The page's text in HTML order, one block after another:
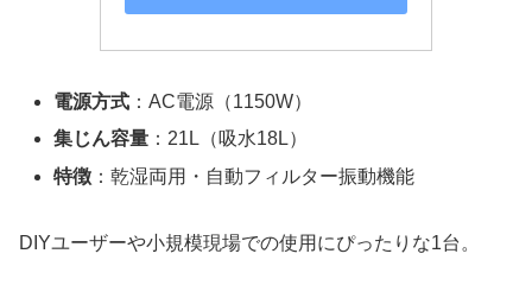
電源方式 ：AC電源（1150W）
集じん容量 ：21L（吸水18L）
特徴 ：乾湿両用・自動フィルター振動機能
DIYユーザーや小規模現場での使用にぴったりな1台。